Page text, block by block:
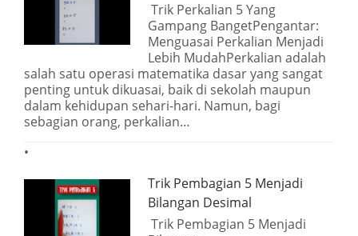
Trik Perkalian 5 Yang
Gampang BangetPengantar:
Menguasai Perkalian Menjadi
Lebih MudahPerkalian adalah
salah satu operasi matematika dasar yang sangat
penting untuk dikuasai, baik di sekolah maupun
dalam kehidupan sehari-hari. Namun, bagi
sebagian orang, perkalian…
Trik Pembagian 5 Menjadi
Bilangan Desimal
Trik Pembagian 5 Menjadi